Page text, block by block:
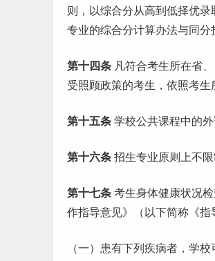
则，以综合分从高到低择优
专业的综合分计算办法与同分
第十四条 凡符合考生所在省
受照顾政策的考生，依照考生
第十五条 学校公共课程中的
第十六条 招生专业原则上不
第十七条 考生身体健康状况
作指导意见》（以下简称《指
（一）患有下列疾病者，学